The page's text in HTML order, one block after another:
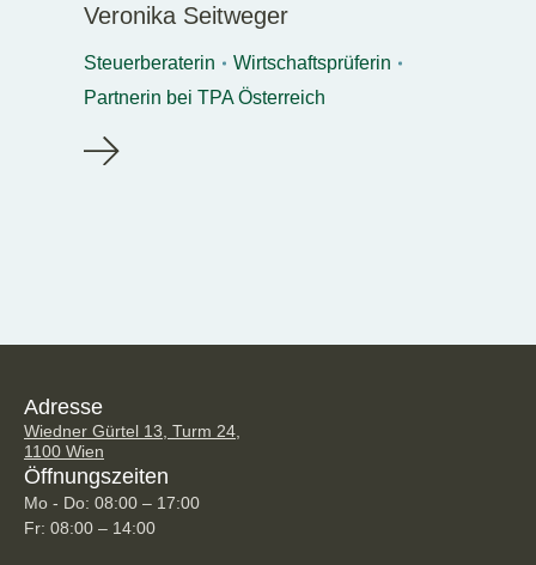
Veronika Seitweger
Steuerberaterin
Wirtschaftsprüferin
Partnerin bei TPA Österreich
Adresse
Wiedner Gürtel 13, Turm 24,
1100 Wien
Öffnungszeiten
Mo - Do: 08:00 – 17:00
Fr: 08:00 – 14:00